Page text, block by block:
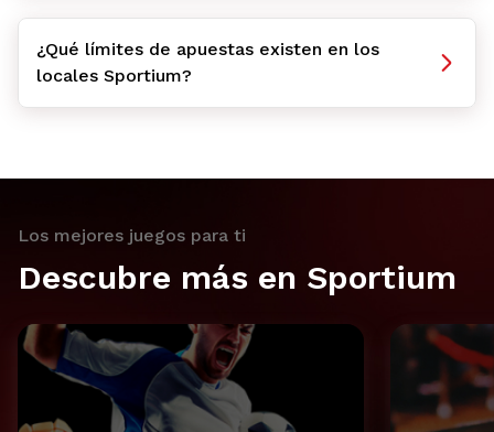
¿Qué límites de apuestas existen en los
locales Sportium?
Los mejores juegos para ti
Descubre más en Sportium